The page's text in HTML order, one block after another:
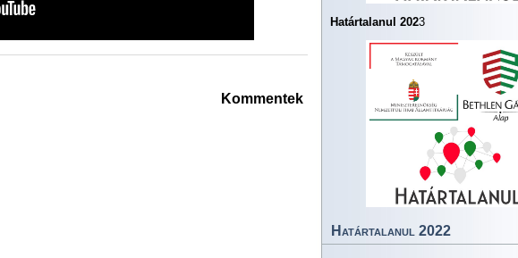
Kommentek
Határtalanul 2023
Határtalanul 2022